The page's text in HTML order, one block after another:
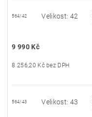
564/42 Velikost: 42
9 990 Kč
8 256,20 Kč bez DPH
564/43 Velikost: 43